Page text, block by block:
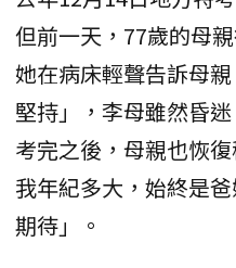
但前一天，77歲的母
她在病床輕聲告訴母
堅持」，李母雖然昏
考完之後，母親也恢
我年紀多大，始終是
期待」。